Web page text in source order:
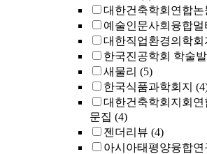
대한건축학회연합논
예술인문사회융합멀
대한직업환경의학회
한국진공학회 학술
새물리 (5)
한국식품과학회지
대한건축학회지회
문집 (4)
젠더리뷰 (4)
아시아태평양융합연